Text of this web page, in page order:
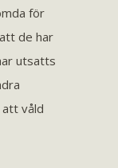
för
de har
utsatts
våld